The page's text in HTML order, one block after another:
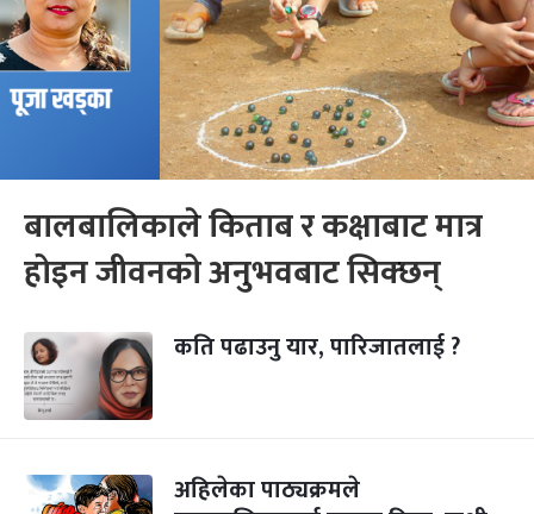
बालबालिकाले किताब र कक्षाबाट मात्र
होइन जीवनको अनुभवबाट सिक्छन्
कति पढाउनु यार, पारिजातलाई ?
अहिलेका पाठ्यक्रमले